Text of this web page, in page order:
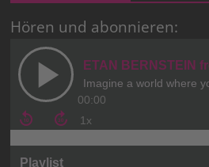
Hören und abonnieren: